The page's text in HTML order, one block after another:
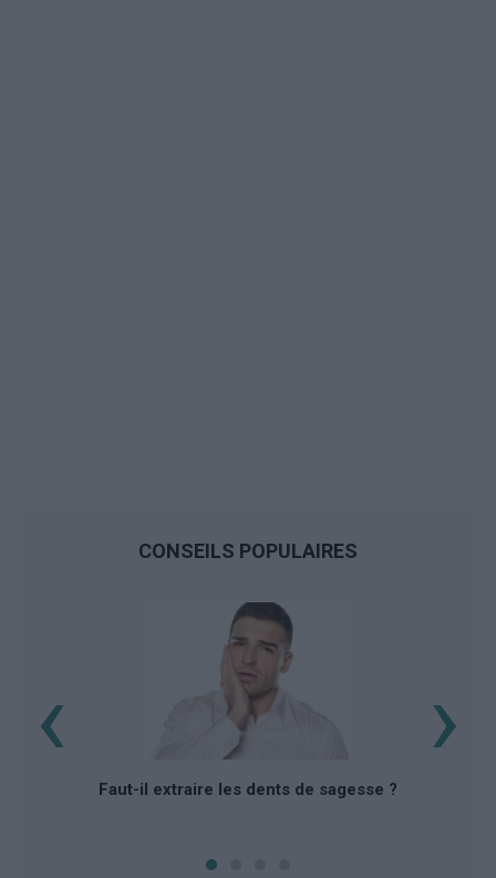
CONSEILS POPULAIRES
Faut-il extraire les dents de sagesse ?
‹ ›